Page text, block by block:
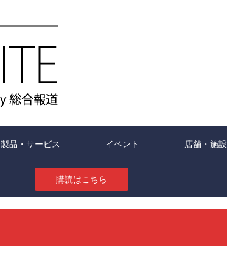
製品・サービス イベント 店舗・施設
購読はこちら